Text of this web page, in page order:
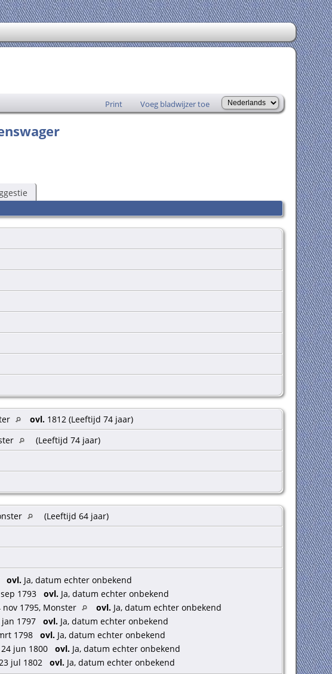
Print Voeg bladwijzer toe
ovl.1812 (Leeftijd 74 jaar)
(Leeftijd 74 jaar)
(Leeftijd 64 jaar)
ovl.Ja, datum echter onbekend
1793 ovl.Ja, datum echter onbekend
1795, Monster ovl.Ja, datum echter onbekend
1797 ovl.Ja, datum echter onbekend
1798 ovl.Ja, datum echter onbekend
jun 1800 ovl.Ja, datum echter onbekend
jul 1802 ovl.Ja, datum echter onbekend